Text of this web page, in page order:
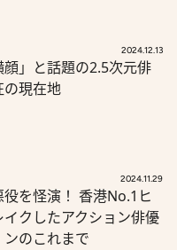
2024.12.13
顔」と話題の2.5次元俳
現在地
2024.11.29
を怪演！ 香港No.1ヒ
イクしたアクション俳優
のこれまで